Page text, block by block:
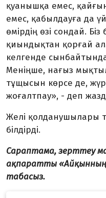
қуанышқа емес,
емес, қабылдауға да
өмірдің өзі сондай.
қиындықтан қорғай
келгенде
Меніңше, нағыз
тұщысын көрсе де,
жоғалтпау», - деп
Желі қолданушылары
білдірді.
Сараптама, зерттеу
ақпаратты
табасыз.